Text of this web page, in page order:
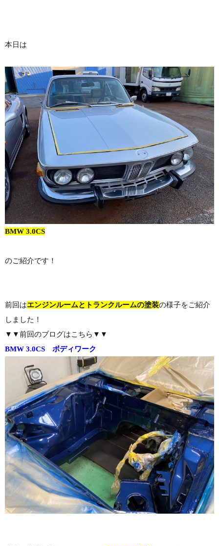
本日は
BMW 3.0CS
のご紹介です！
前回はエンジンルームとトランクルームの塗装の様子をご紹介
しました！
▼▼前回のブログはこちら▼▼
BMW 3.0CS ボディワーク